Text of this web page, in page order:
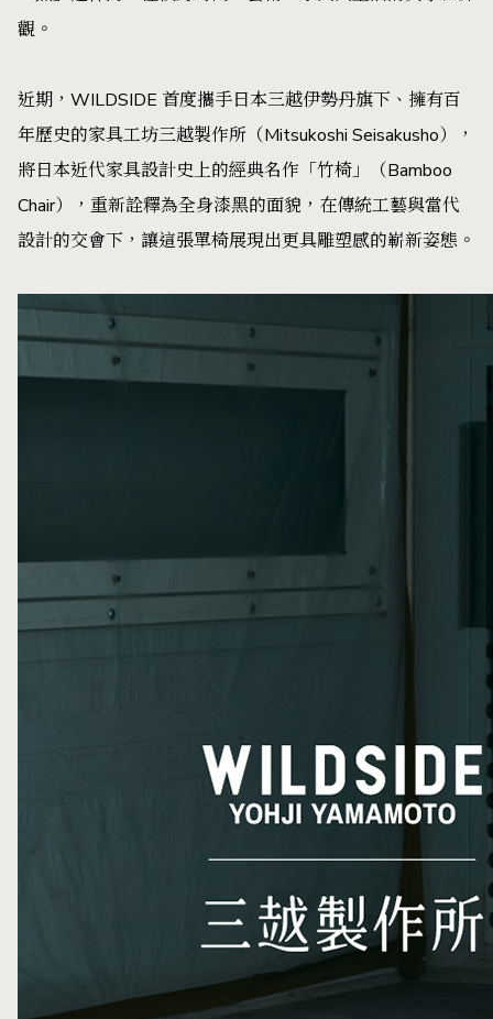
觀。
近期，WILDSIDE 首度攜手日本三越伊勢丹旗下、擁有百
年歷史的家具工坊三越製作所（Mitsukoshi Seisakusho），
將日本近代家具設計史上的經典名作「竹椅」（Bamboo
Chair），重新詮釋為全身漆黑的面貌，在傳統工藝與當代
設計的交會下，讓這張單椅展現出更具雕塑感的嶄新姿態。